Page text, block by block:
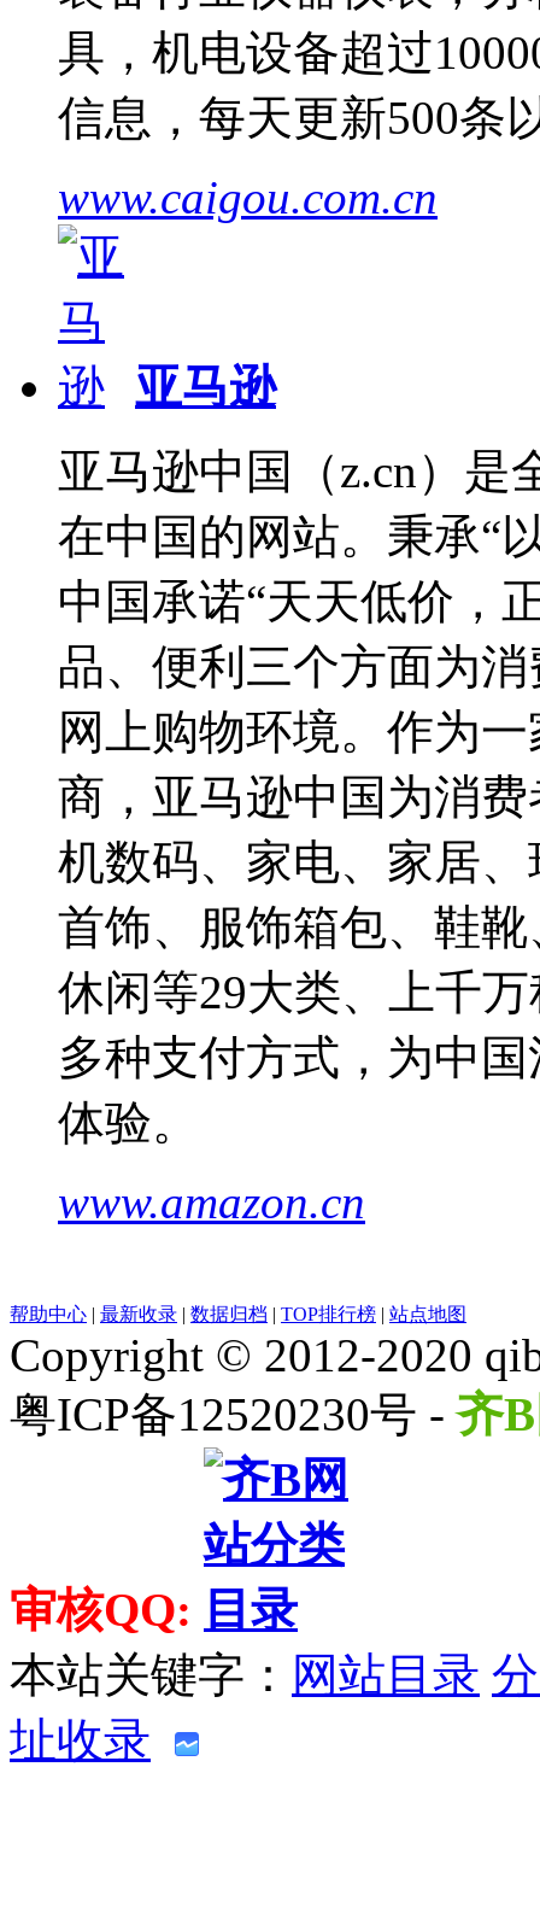
具，机电设备超过
信息，每天更新500条
www.caigou.com.cn
亚马逊
亚马逊中国（z.cn）是
在中国的网站。秉承“
中国承诺“天天低价，
品、便利三个方面为
网上购物环境。作为
商，亚马逊中国为消
机数码、家电、家居
首饰、服饰箱包、鞋
休闲等29大类、上千
多种支付方式，为中
体验。
www.amazon.cn
帮助中心 | 最新收录 | 数据归档 | TOP排行榜 | 站点地图
Copyright © 2012-2020
粤ICP备12520230号 -齐
审核QQ:
本站关键字： 网站目录
址收录